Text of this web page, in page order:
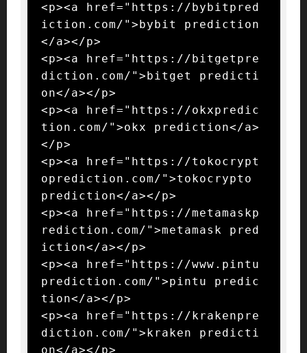
<p><a href="https://bybitpred
iction.com/">bybit prediction
</a></p>
<p><a href="https://bitgetpre
diction.com/">bitget predicti
on</a></p>
<p><a href="https://okxpredic
tion.com/">okx prediction</a>
</p>
<p><a href="https://tokocrypt
oprediction.com/">tokocrypto
prediction</a></p>
<p><a href="https://metamaskp
rediction.com/">metamask pred
iction</a></p>
<p><a href="https://www.pintu
prediction.com/">pintu predic
tion</a></p>
<p><a href="https://krakenpre
diction.com/">kraken predicti
on</a></p>